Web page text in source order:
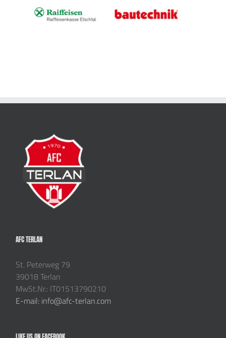
AFC TERLAN
St. Peterweg 79
39018 Terlan
MwSt.Nr.: IT01513790210
E-mail: info@afc-terlan.com